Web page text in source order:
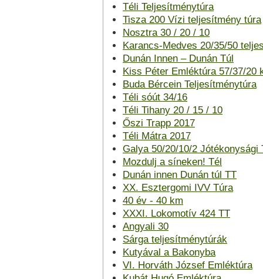
Téli Teljesítménytúra
Tisza 200 Vízi teljesítmény túra
Nosztra 30 / 20 / 10
Karancs-Medves 20/35/50
Dunán Innen – Dunán Túl
Kiss Péter Emléktúra 57/37/20
Buda Bércein Teljesítménytúra
Téli sóút 34/16
Téli Tihany 20 / 15 / 10
Őszi Trapp 2017
Téli Mátra 2017
Galya 50/20/10/2 Jótékonysági
Mozdulj a síneken! Tél
Dunán innen Dunán túl TT
XX. Esztergomi IVV Túra
40 év - 40 km
XXXI. Lokomotív 424 TT
Angyali 30
Sárga teljesítménytúrák
Kutyával a Bakonyba
VI. Horváth József Emléktúra